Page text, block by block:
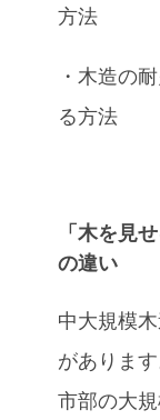
方法
・木造の
る方法
「木を見
の違い
中大規模
がありま
市部の大